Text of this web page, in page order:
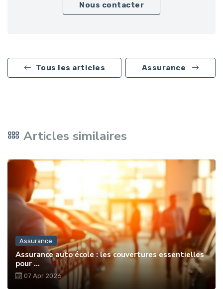
Nous contacter
Tous les articles Assurance
Articles similaires
Assurance
Assurance auto école : les couvertures essentielles
pour ...
07 Apr 2026